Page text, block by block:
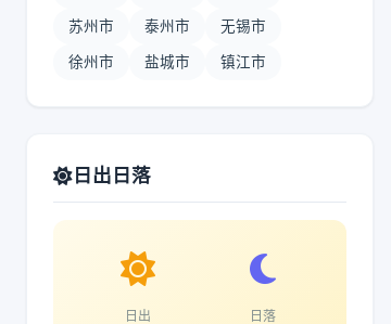
苏州市 泰州市 无锡市
徐州市 盐城市 镇江市
日出日落
日出 日落